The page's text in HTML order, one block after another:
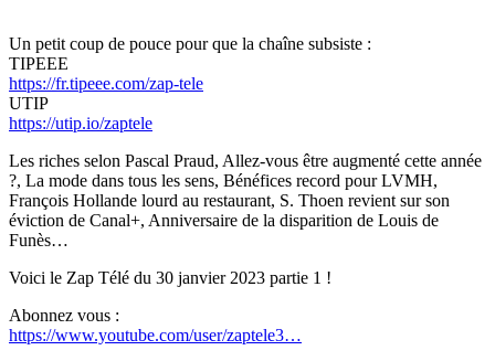
Un petit coup de pouce pour que la chaîne subsiste :
TIPEEE
https://fr.tipeee.com/zap-tele
UTIP
https://utip.io/zaptele
Les riches selon Pascal Praud, Allez-vous être augmenté cette année
?, La mode dans tous les sens, Bénéfices record pour LVMH,
François Hollande lourd au restaurant, S. Thoen revient sur son
éviction de Canal+, Anniversaire de la disparition de Louis de
Funès…
Voici le Zap Télé du 30 janvier 2023 partie 1 !
Abonnez vous :
https://www.youtube.com/user/zaptele3…